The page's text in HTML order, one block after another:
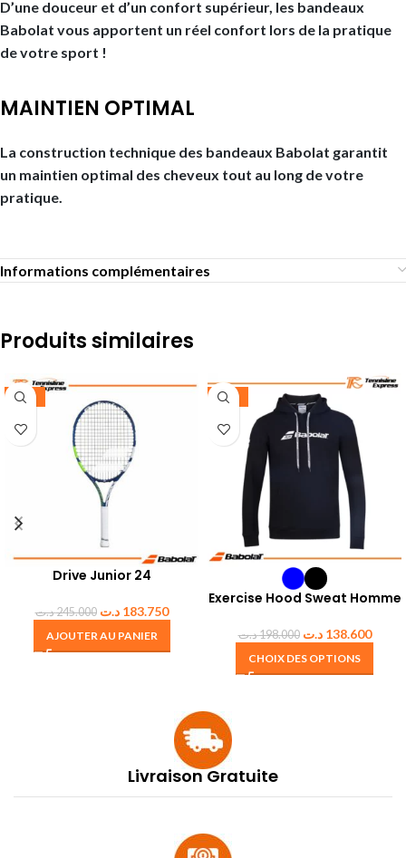
D’une douceur et d’un confort supérieur, les bandeaux
Babolat vous apportent un réel confort lors de la pratique
de votre sport !
MAINTIEN OPTIMAL
La construction technique des bandeaux Babolat garantit
un maintien optimal des cheveux tout au long de votre
pratique.
Informations complémentaires
Produits similaires
-25%
Drive Junior 24
245.000د.ت 183.750 د.ت
AJOUTER AU PANIER
-30%
Exercise Hood Sweat Homme
198.000د.ت 138.600 د.ت
CHOIX DES OPTIONS
Livraison Gratuite